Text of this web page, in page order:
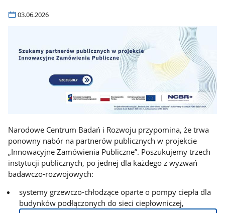
03.06.2026
Narodowe Centrum Badań i Rozwoju przypomina, że trwa
ponowny nabór na partnerów publicznych w projekcie
„Innowacyjne Zamówienia Publiczne”. Poszukujemy trzech
instytucji publicznych, po jednej dla każdego z wyzwań
badawczo-rozwojowych:
systemy grzewczo‑chłodzące oparte o pompy ciepła dla
budynków podłączonych do sieci ciepłowniczej,